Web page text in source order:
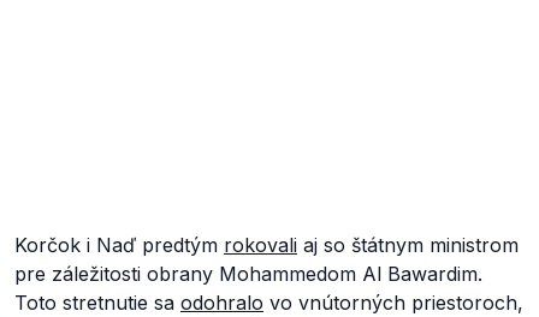
Korčok i Naď predtým rokovali aj so štátnym ministrom
pre záležitosti obrany Mohammedom Al Bawardim.
Toto stretnutie sa odohralo vo vnútorných priestoroch,